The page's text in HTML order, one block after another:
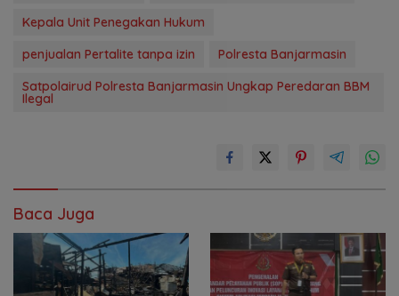
Kepala Unit Penegakan Hukum
penjualan Pertalite tanpa izin
Polresta Banjarmasin
Satpolairud Polresta Banjarmasin Ungkap Peredaran BBM
Ilegal
Baca Juga